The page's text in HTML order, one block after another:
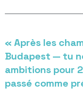
« Après les
Budapest — tu
ambitions pour
passé comme